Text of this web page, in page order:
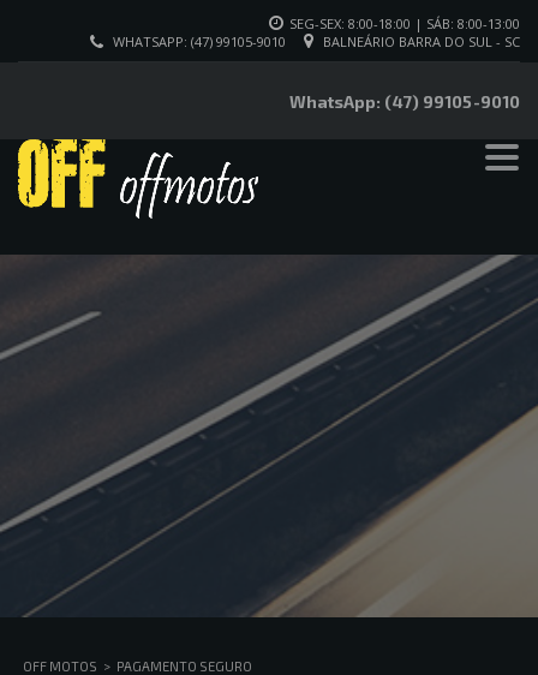
SEG-SEX: 8:00-18:00 | SÁB: 8:00-13:00
BALNEÁRIO BARRA DO SUL - SC
WHATSAPP: (47) 99105-9010
WhatsApp: (47) 99105-9010
OFF MOTOS > PAGAMENTO SEGURO